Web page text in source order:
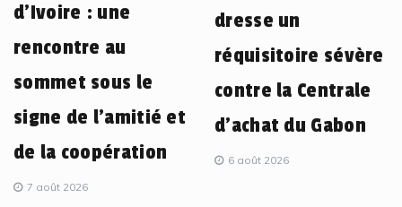
d’Ivoire : une
rencontre au
sommet sous le
signe de l’amitié et
de la coopération
7 août 2026
dresse un
réquisitoire sévère
contre la Centrale
d’achat du Gabon
6 août 2026